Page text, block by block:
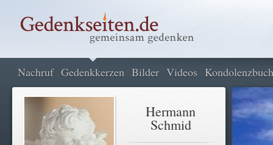
Nachruf Gedenkkerzen Bilder Videos Kondolenzbuch
Hermann
Schmid